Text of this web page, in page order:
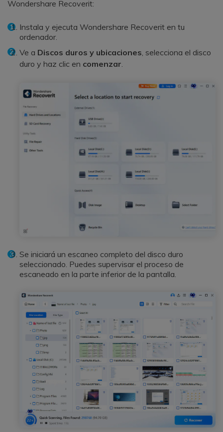
Wondershare Recoverit:
Instala y ejecuta Wondershare Recoverit en tu
ordenador.
Ve a Discos duros y ubicaciones, selecciona el disco
duro y haz clic en comenzar.
Se iniciará un escaneo completo del disco duro
seleccionado. Puedes supervisar el proceso de
escaneado en la parte inferior de la pantalla.